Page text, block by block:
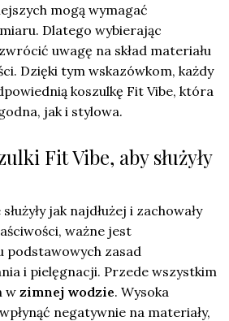
mogą wymagać
Dlatego wybierając
uwagę na skład materiału
Dzięki tym wskazówkom, każdy
koszulkę Fit Vibe, która
jak i stylowa.
Fit Vibe, aby służyły
jak najdłużej i zachowały
ważne jest
podstawowych zasad
i pielęgnacji. Przede wszystkim
w zimnej wodzie. Wysoka
negatywnie na materiały,